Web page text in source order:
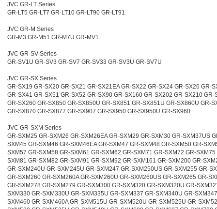
JVC GR-LT Series
GR-LT5 GR-LT7 GR-LT10 GR-LT90 GR-LT91
JVC GR-M Series
GR-M3 GR-M51 GR-M7U GR-MV1
JVC GR-SV Series
GR-SV1U GR-SV3 GR-SV7 GR-SV33 GR-SV3U GR-SV7U
JVC GR-SX Series
GR-SX19 GR-SX20 GR-SX21 GR-SX21EA GR-SX22 GR-SX24 GR-SX26 GR-
GR-SX41 GR-SX51 GR-SX52 GR-SX90 GR-SX160 GR-SX202 GR-SX210 GR-
GR-SX260 GR-SX850 GR-SX850U GR-SX851 GR-SX851U GR-SX860U GR-
GR-SX870 GR-SX877 GR-SX907 GR-SX950 GR-SX950U GR-SX960
JVC GR-SXM Series
GR-SXM25 GR-SXM26 GR-SXM26EA GR-SXM29 GR-SXM30 GR-SXM37US
SXM45 GR-SXM46 GR-SXM46EA GR-SXM47 GR-SXM48 GR-SXM50 GR-
SXM57 GR-SXM58 GR-SXM61 GR-SXM62 GR-SXM71 GR-SXM72 GR-SXM75
SXM81 GR-SXM82 GR-SXM91 GR-SXM92 GR-SXM161 GR-SXM200 GR-
GR-SXM240U GR-SXM245U GR-SXM247 GR-SXM250US GR-SXM255 GR-
GR-SXM260 GR-SXM260A GR-SXM260U GR-SXM260US GR-SXM265 GR-
GR-SXM278 GR-SXM279 GR-SXM300 GR-SXM320 GR-SXM320U GR-
SXM330 GR-SXM330U GR-SXM335U GR-SXM337 GR-SXM340U GR-
SXM460 GR-SXM460A GR-SXM515U GR-SXM520U GR-SXM525U GR-